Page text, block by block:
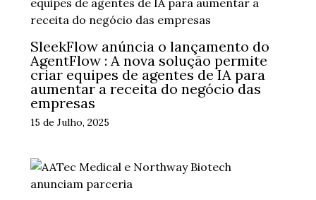
SleekFlow anúncia o lançamento do
AgentFlow : A nova solução permite
criar equipes de agentes de IA para
aumentar a receita do negócio das
empresas
15 de Julho, 2025